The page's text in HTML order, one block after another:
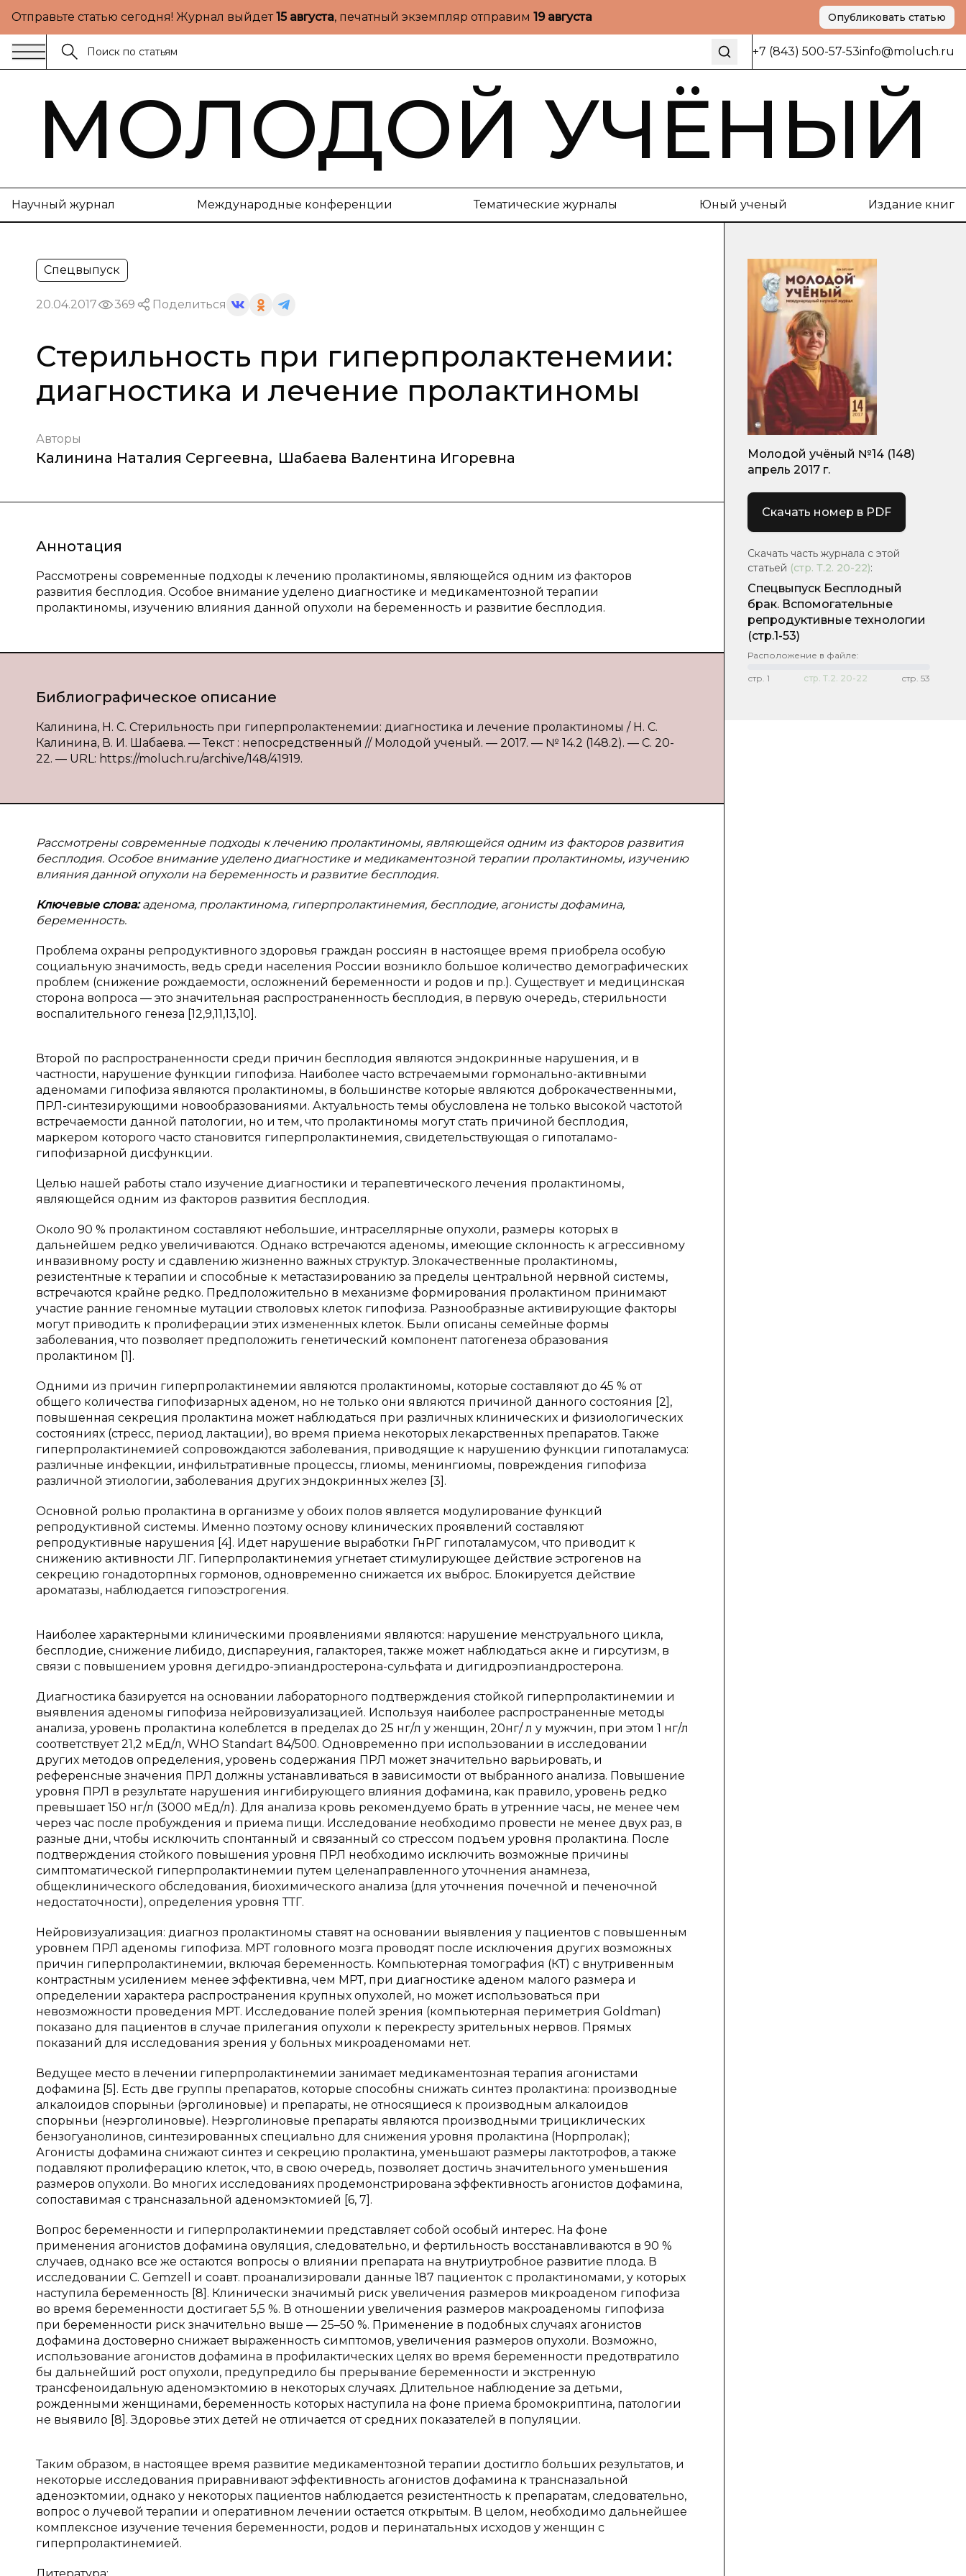
Отправьте статью сегодня! Журнал выйдет15 августа, печатный экземпляр отправим 19 августа Опубликовать статью
+7 (843) 500-57-53info@moluch.ru
МОЛОДОЙ УЧЁНЫЙ
Научный журнал Международные конференции Тематические журналы Юный ученый Издание книг
Спецвыпуск
20.04.2017 369 Поделиться
Стерильность при гиперпролактенемии:
диагностика и лечение пролактиномы
Авторы
Калинина Наталия Сергеевна, Шабаева Валентина Игоревна
Аннотация
Рассмотрены современные подходы к лечению пролактиномы, являющейся одним из факторов
развития бесплодия. Особое внимание уделено диагностике и медикаментозной терапии
пролактиномы, изучению влияния данной опухоли на беременность и развитие бесплодия.
Библиографическое описание
Калинина, Н. С. Стерильность при гиперпролактенемии: диагностика и лечение пролактиномы / Н. С.
Калинина, В. И. Шабаева. — Текст : непосредственный // Молодой ученый. — 2017. — № 14.2 (148.2). — С. 20-
22. — URL: https://moluch.ru/archive/148/41919.
Рассмотрены современные подходы к лечению пролактиномы, являющейся одним из факторов развития
бесплодия. Особое внимание уделено диагностике и медикаментозной терапии пролактиномы, изучению
влияния данной опухоли на беременность и развитие бесплодия.
Ключевые слова:аденома, пролактинома, гиперпролактинемия, бесплодие, агонисты дофамина,
беременность.
Проблема охраны репродуктивного здоровья граждан россиян в настоящее время приобрела особую
социальную значимость, ведь среди населения России возникло большое количество демографических
проблем (снижение рождаемости, осложнений беременности и родов и пр.). Существует и медицинская
сторона вопроса — это значительная распространенность бесплодия, в первую очередь, стерильности
воспалительного генеза [12,9,11,13,10].
Второй по распространенности среди причин бесплодия являются эндокринные нарушения, и в
частности, нарушение функции гипофиза. Наиболее часто встречаемыми гормонально-активными
аденомами гипофиза являются пролактиномы, в большинстве которые являются доброкачественными,
ПРЛ-синтезирующими новообразованиями. Актуальность темы обусловлена не только высокой частотой
встречаемости данной патологии, но и тем, что пролактиномы могут стать причиной бесплодия,
маркером которого часто становится гиперпролактинемия, свидетельствующая о гипоталамо-
гипофизарной дисфункции.
Целью нашей работы стало изучение диагностики и терапевтического лечения пролактиномы,
являющейся одним из факторов развития бесплодия.
Около 90 % пролактином составляют небольшие, интраселлярные опухоли, размеры которых в
дальнейшем редко увеличиваются. Однако встречаются аденомы, имеющие склонность к агрессивному
инвазивному росту и сдавлению жизненно важных структур. Злокачественные пролактиномы,
резистентные к терапии и способные к метастазированию за пределы центральной нервной системы,
встречаются крайне редко. Предположительно в механизме формирования пролактином принимают
участие ранние геномные мутации стволовых клеток гипофиза. Разнообразные активирующие факторы
могут приводить к пролиферации этих измененных клеток. Были описаны семейные формы
заболевания, что позволяет предположить генетический компонент патогенеза образования
пролактином [1].
Одними из причин гиперпролактинемии являются пролактиномы, которые составляют до 45 % от
общего количества гипофизарных аденом, но не только они являются причиной данного состояния [2],
повышенная секреция пролактина может наблюдаться при различных клинических и физиологических
состояниях (стресс, период лактации), во время приема некоторых лекарственных препаратов. Также
гиперпролактинемией сопровождаются заболевания, приводящие к нарушению функции гипоталамуса:
различные инфекции, инфильтративные процессы, глиомы, менингиомы, повреждения гипофиза
различной этиологии, заболевания других эндокринных желез [3].
Основной ролью пролактина в организме у обоих полов является модулирование функций
репродуктивной системы. Именно поэтому основу клинических проявлений составляют
репродуктивные нарушения [4]. Идет нарушение выработки ГнРГ гипоталамусом, что приводит к
снижению активности ЛГ. Гиперпролактинемия угнетает стимулирующее действие эстрогенов на
секрецию гонадоторпных гормонов, одновременно снижается их выброс. Блокируется действие
ароматазы, наблюдается гипоэстрогения.
Наиболее характерными клиническими проявлениями являются: нарушение менструального цикла,
бесплодие, снижение либидо, диспареуния, галакторея, также может наблюдаться акне и гирсутизм, в
связи с повышением уровня дегидро-эпиандростерона-сульфата и дигидроэпиандростерона.
Диагностика базируется на основании лабораторного подтверждения стойкой гиперпролактинемии и
выявления аденомы гипофиза нейровизуализацией. Используя наиболее распространенные методы
анализа, уровень пролактина колеблется в пределах до 25 нг/л у женщин, 20нг/ л у мужчин, при этом 1 нг/л
соответствует 21,2 мЕд/л, WHO Standart 84/500. Одновременно при использовании в исследовании
других методов определения, уровень содержания ПРЛ может значительно варьировать, и
референсные значения ПРЛ должны устанавливаться в зависимости от выбранного анализа. Повышение
уровня ПРЛ в результате нарушения ингибирующего влияния дофамина, как правило, уровень редко
превышает 150 нг/л (3000 мЕд/л). Для анализа кровь рекомендуемо брать в утренние часы, не менее чем
через час после пробуждения и приема пищи. Исследование необходимо провести не менее двух раз, в
разные дни, чтобы исключить спонтанный и связанный со стрессом подъем уровня пролактина. После
подтверждения стойкого повышения уровня ПРЛ необходимо исключить возможные причины
симптоматической гиперпролактинемии путем целенаправленного уточнения анамнеза,
общеклинического обследования, биохимического анализа (для уточнения почечной и печеночной
недостаточности), определения уровня ТТГ.
Нейровизуализация: диагноз пролактиномы ставят на основании выявления у пациентов с повышенным
уровнем ПРЛ аденомы гипофиза. МРТ головного мозга проводят после исключения других возможных
причин гиперпролактинемии, включая беременность. Компьютерная томография (КТ) с внутривенным
контрастным усилением менее эффективна, чем МРТ, при диагностике аденом малого размера и
определении характера распространения крупных опухолей, но может использоваться при
невозможности проведения МРТ. Исследование полей зрения (компьютерная периметрия Goldman)
показано для пациентов в случае прилегания опухоли к перекресту зрительных нервов. Прямых
показаний для исследования зрения у больных микроаденомами нет.
Ведущее место в лечении гиперпролактинемии занимает медикаментозная терапия агонистами
дофамина [5]. Есть две группы препаратов, которые способны снижать синтез пролактина: производные
алкалоидов спорыньи (эрголиновые) и препараты, не относящиеся к производным алкалоидов
спорыньи (неэрголиновые). Неэрголиновые препараты являются производными трициклических
бензогуанолинов, синтезированных специально для снижения уровня пролактина (Норпролак);
Агонисты дофамина снижают синтез и секрецию пролактина, уменьшают размеры лактотрофов, а также
подавляют пролиферацию клеток, что, в свою очередь, позволяет достичь значительного уменьшения
размеров опухоли. Во многих исследованиях продемонстрирована эффективность агонистов дофамина,
сопоставимая с трансназальной аденомэктомией [6, 7].
Вопрос беременности и гиперпролактинемии представляет собой особый интерес. На фоне
применения агонистов дофамина овуляция, следовательно, и фертильность восстанавливаются в 90 %
случаев, однако все же остаются вопросы о влиянии препарата на внутриутробное развитие плода. В
исследовании С. Gemzell и соавт. проанализировали данные 187 пациенток с пролактиномами, у которых
наступила беременность [8]. Клинически значимый риск увеличения размеров микроаденом гипофиза
во время беременности достигает 5,5 %. В отношении увеличения размеров макроаденомы гипофиза
при беременности риск значительно выше — 25–50 %. Применение в подобных случаях агонистов
дофамина достоверно снижает выраженность симптомов, увеличения размеров опухоли. Возможно,
использование агонистов дофамина в профилактических целях во время беременности предотвратило
бы дальнейший рост опухоли, предупредило бы прерывание беременности и экстренную
трансфеноидальную аденомэктомию в некоторых случаях. Длительное наблюдение за детьми,
рожденными женщинами, беременность которых наступила на фоне приема бромокриптина, патологии
не выявило [8]. Здоровье этих детей не отличается от средних показателей в популяции.
Таким образом, в настоящее время развитие медикаментозной терапии достигло больших результатов, и
некоторые исследования приравнивают эффективность агонистов дофамина к трансназальной
аденоэктомии, однако у некоторых пациентов наблюдается резистентность к препаратам, следовательно,
вопрос о лучевой терапии и оперативном лечении остается открытым. В целом, необходимо дальнейшее
комплексное изучение течения беременности, родов и перинатальных исходов у женщин с
гиперпролактинемией.
Молодой учёный №14 (148)
апрель 2017 г.
Скачать номер в PDF
Скачать часть журнала с этой
статьей (стр. Т.2. 20-22):
Спецвыпуск Бесплодный
брак. Вспомогательные
репродуктивные технологии
(стр.1-53)
Расположение в файле:
стр. 1 стр. Т.2. 20-22 стр. 53